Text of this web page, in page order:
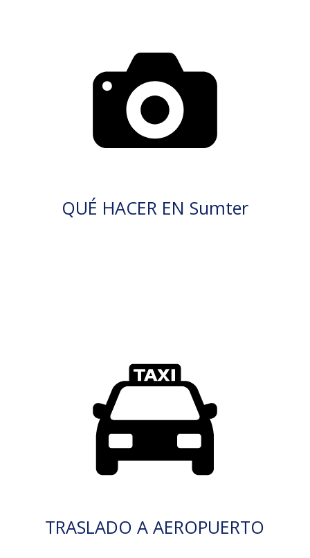
QUÉ HACER EN Sumter
TRASLADO A AEROPUERTO